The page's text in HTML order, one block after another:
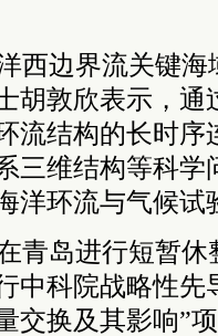
西边界流关键
胡敦欣表示，通
流结构的长时序
三维结构等科学
洋环流与气候试
青岛进行短暂
中科院战略性先
交换及其影响”